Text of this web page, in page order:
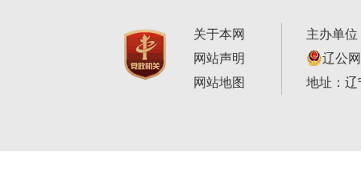
关于本网
网站声明
网站地图
主办单
辽公
地址：辽